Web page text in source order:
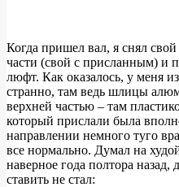
Когда пришел вал, я снял
части (свой с присланным) и
люфт. Как оказалось, у меня
странно, там ведь шлицы
верхней частью – там
который прислали была
направлении немного туго
все нормально. Думал на
наверное года полтора
ставить не стал: